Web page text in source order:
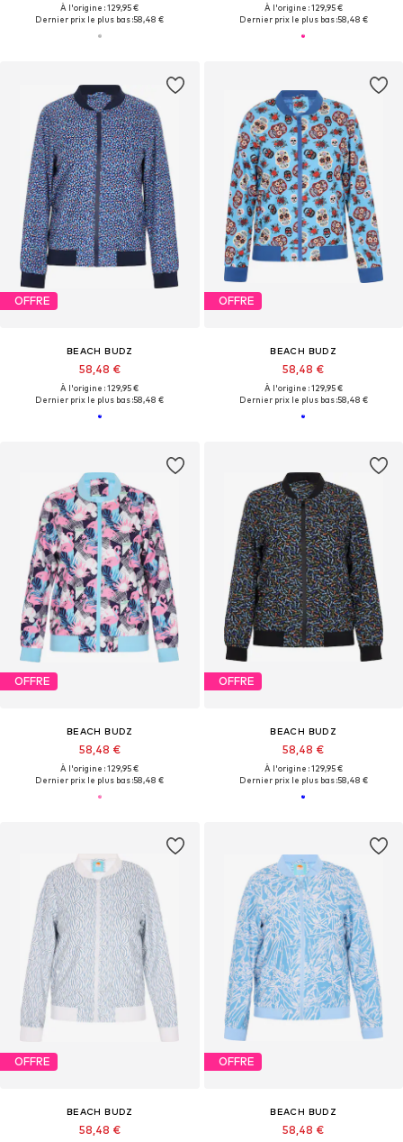
À l'origine : 129,95 €
Dernier prix le plus bas :58,48 €
À l'origine : 129,95 €
Dernier prix le plus bas :58,48 €
OFFRE
BEACH BUDZ
58,48 €
À l'origine : 129,95 €
Dernier prix le plus bas :58,48 €
OFFRE
BEACH BUDZ
58,48 €
À l'origine : 129,95 €
Dernier prix le plus bas :58,48 €
OFFRE
BEACH BUDZ
58,48 €
À l'origine : 129,95 €
Dernier prix le plus bas :58,48 €
OFFRE
BEACH BUDZ
58,48 €
À l'origine : 129,95 €
Dernier prix le plus bas :58,48 €
OFFRE
BEACH BUDZ
58,48 €
OFFRE
BEACH BUDZ
58,48 €